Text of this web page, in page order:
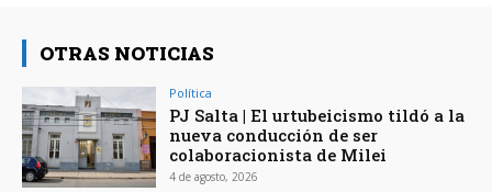
OTRAS NOTICIAS
Política
PJ Salta | El urtubeicismo tildó a la
nueva conducción de ser
colaboracionista de Milei
4 de agosto, 2026